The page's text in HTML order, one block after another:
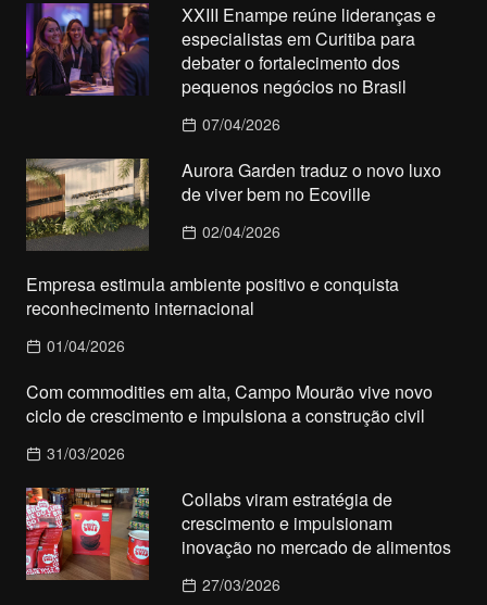
XXIII Enampe reúne lideranças e
especialistas em Curitiba para
debater o fortalecimento dos
pequenos negócios no Brasil
07/04/2026
Aurora Garden traduz o novo luxo
de viver bem no Ecoville
02/04/2026
Empresa estimula ambiente positivo e conquista
reconhecimento internacional
01/04/2026
Com commodities em alta, Campo Mourão vive novo
ciclo de crescimento e impulsiona a construção civil
31/03/2026
Collabs viram estratégia de
crescimento e impulsionam
inovação no mercado de alimentos
27/03/2026